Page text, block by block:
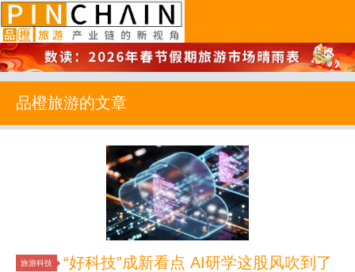
品橙旅游
品橙旅游的文章
旅游科技
“好科技”成新看点 AI研学这股风吹到了